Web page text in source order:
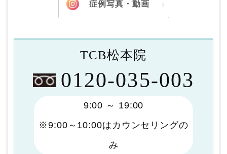
症例写真・動画
TCB松本院
0120-035-003
9:00 ～ 19:00
※9:00～10:00はカウンセリングの
み